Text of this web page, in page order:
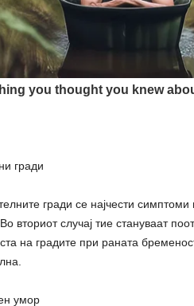
гради
гради се најчести
вториот случај тие стануваат
на градите при раната
умор